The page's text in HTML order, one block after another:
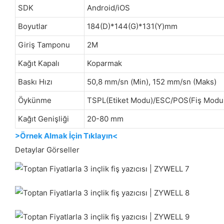
SDK
Android/iOS
Boyutlar
184(D)*144(G)*131(Y)mm
Giriş Tamponu
2M
Kağıt Kapalı
Koparmak
Baskı Hızı
50,8 mm/sn (Min), 152 mm/sn (Maks)
Öykünme
TSPL(Etiket Modu)/ESC/POS(Fiş
Kağıt Genişliği
20-80 mm
>Örnek Almak İçin Tıklayın<
Detaylar Görseller